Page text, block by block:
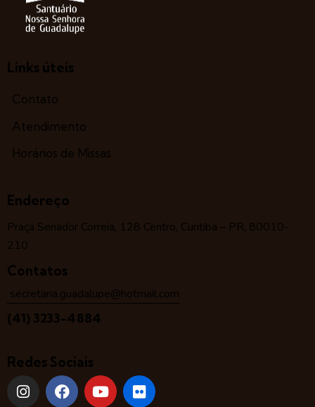
Links úteis
Contato
Atendimento
Horários de Missas
Endereço
Praça Senador Correia, 128 Centro, Curitiba – PR, 80010-
210
Contatos
secretaria.guadalupe@hotmail.com
(41) 3233-4884
Redes Sociais